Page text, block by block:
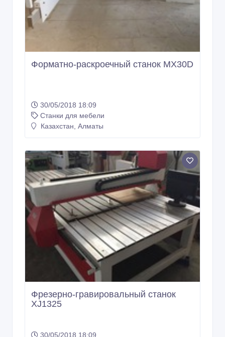
Форматно-раскроечный станок MX30D
30/05/2018 18:09
Станки для мебели
Казахстан, Алматы
Фрезерно-гравировальный станок
XJ1325
30/05/2018 18:09